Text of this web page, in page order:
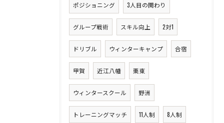
ポジショニング 3人目の関わり
グループ戦術 スキル向上 2対1
ドリブル ウィンターキャンプ 合宿
甲賀 近江八幡 栗東
ウィンタースクール 野洲
トレーニングマッチ 11人制 8人制